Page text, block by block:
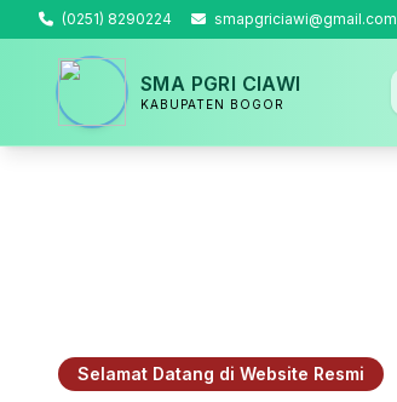
(0251) 8290224 smapgriciawi@gmail.com
SMA PGRI CIAWI
KABUPATEN BOGOR
Selamat Datang di Website Resmi